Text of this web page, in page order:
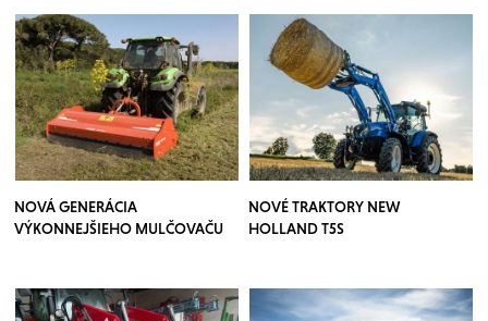
NOVÁ GENERÁCIA
VÝKONNEJŠIEHO MULČOVAČU
NOVÉ TRAKTORY NEW
HOLLAND T5S